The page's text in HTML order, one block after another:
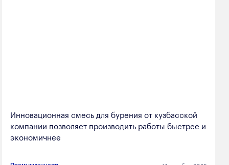
Инновационная смесь для бурения от кузбасской
компании позволяет производить работы быстрее и
экономичнее